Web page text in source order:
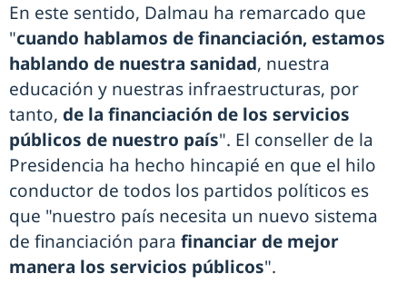
En este sentido, Dalmau ha remarcado que
"cuando hablamos de financiación, estamos
hablando de nuestra sanidad, nuestra
educación y nuestras infraestructuras, por
tanto, de la financiación de los servicios
públicos de nuestro país". El conseller de la
Presidencia ha hecho hincapié en que el hilo
conductor de todos los partidos políticos es
que "nuestro país necesita un nuevo sistema
de financiación para financiar de mejor
manera los servicios públicos".